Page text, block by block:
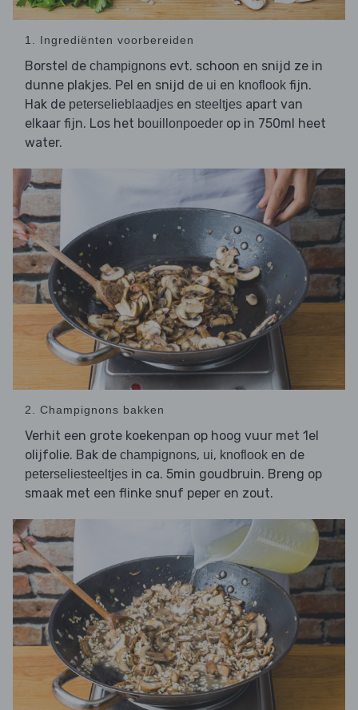
1. Ingrediënten voorbereiden
Borstel de champignons evt. schoon en snijd ze in
dunne plakjes. Pel en snijd de ui en knoflook fijn.
Hak de peterselieblaadjes en steeltjes apart van
elkaar fijn. Los het bouillonpoeder op in 750ml heet
water.
2. Champignons bakken
Verhit een grote koekenpan op hoog vuur met 1el
olijfolie. Bak de champignons, ui, knoflook en de
peterseliesteeltjes in ca. 5min goudbruin. Breng op
smaak met een flinke snuf peper en zout.